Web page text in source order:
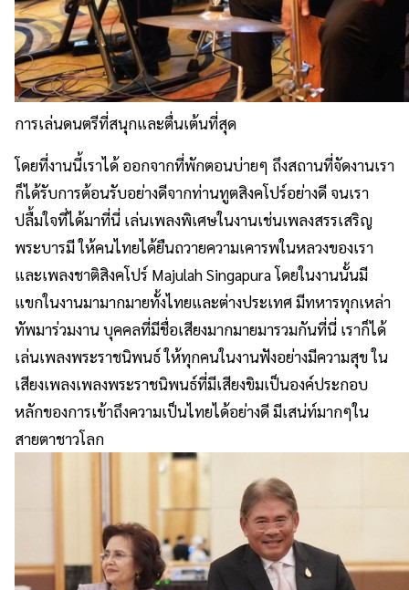
การเล่นดนตรีที่สนุกและตื่นเต้นที่สุด
โดยที่งานนี้เราได้ ออกจากที่พักตอนบ่ายๆ ถึงสถานที่จัดงานเรา
ก็ได้รับการต้อนรับอย่างดีจากท่านทูตสิงคโปร์อย่างดี จนเรา
ปลื้มใจที่ได้มาที่นี่ เล่นเพลงพิเศษในงานเช่นเพลงสรรเสริญ
พระบารมี ให้คนไทยได้ยืนถวายความเคารพในหลวงของเรา
และเพลงชาติสิงคโปร์ Majulah Singapura โดยในงานนั้นมี
แขกในงานมามากมายทั้งไทยและต่างประเทศ มีทหารทุกเหล่า
ทัพมาร่วมงาน บุคคลที่มีชื่อเสียงมากมายมารวมกันที่นี่ เราก็ได้
เล่นเพลงพระราชนิพนธ์ ให้ทุกคนในงานฟังอย่างมีความสุข ใน
เสียงเพลงเพลงพระราชนิพนธ์ที่มีเสียงขิมเป็นองค์ประกอบ
หลักของการเข้าถึงความเป็นไทยได้อย่างดี มีเสน่ท์มากๆใน
สายตาชาวโลก